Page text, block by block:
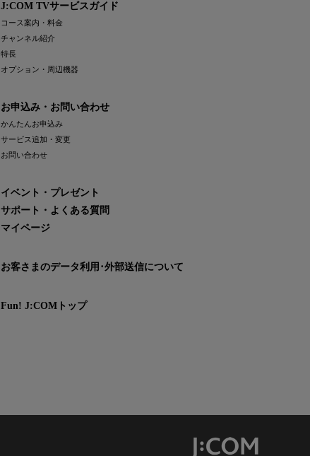
J:COM TVサービスガイド
コース案内・料金
チャンネル紹介
特長
オプション・周辺機器
お申込み・お問い合わせ
かんたんお申込み
サービス追加・変更
お問い合わせ
イベント・プレゼント
サポート・よくある質問
マイページ
お客さまのデータ利用･外部送信について
Fun! J:COMトップ